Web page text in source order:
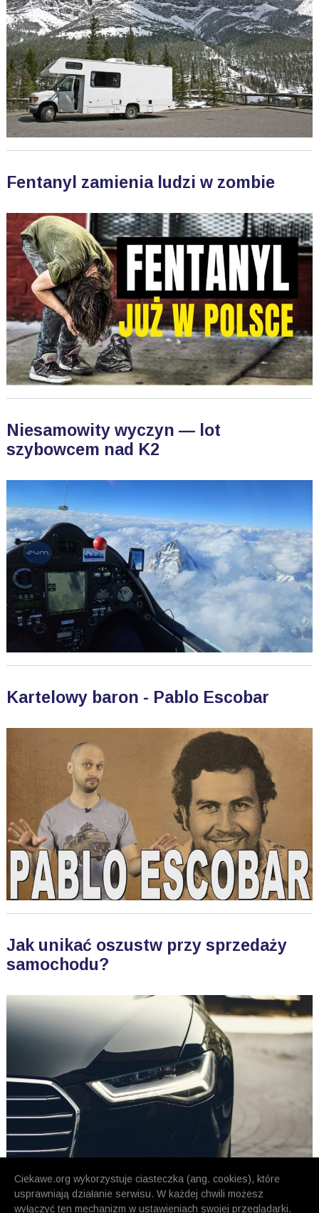
Ciekawe.org wykorzystuje ciasteczka (ang. cookies), które
usprawniają działanie serwisu. W każdej chwili możesz
wyłączyć ten mechanizm w ustawieniach swojej przeglądarki.
Fentanyl zamienia ludzi w zombie
Niesamowity wyczyn — lot
szybowcem nad K2
Kartelowy baron - Pablo Escobar
Jak unikać oszustw przy sprzedaży
samochodu?